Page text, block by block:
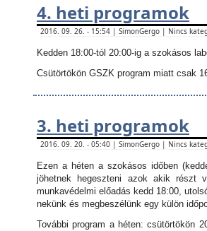
4. heti programok
2016. 09. 26. - 15:54 | SimonGergo | Nincs
Kedden 18:00-tól 20:00-ig a szokásos
Csütörtökön GSZK program miatt csak
3. heti programok
2016. 09. 20. - 05:40 | SimonGergo | Nincs
Ezen a héten a szokásos időben
jöhetnek hegeszteni azok akik részt
munkavédelmi előadás kedd 18:00,
nekünk és megbeszélünk egy külön
További program a héten: csütörtökön